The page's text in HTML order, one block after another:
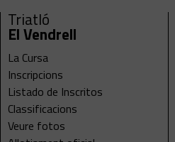
Triatló
El Vendrell
La Cursa
Inscripcions
Listado de Inscritos
Classificacions
Veure fotos